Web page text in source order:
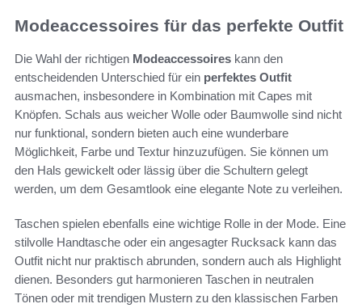
Modeaccessoires für das perfekte Outfit
Die Wahl der richtigen Modeaccessoires kann den
entscheidenden Unterschied für ein perfektes Outfit
ausmachen, insbesondere in Kombination mit Capes mit
Knöpfen. Schals aus weicher Wolle oder Baumwolle sind nicht
nur funktional, sondern bieten auch eine wunderbare
Möglichkeit, Farbe und Textur hinzuzufügen. Sie können um
den Hals gewickelt oder lässig über die Schultern gelegt
werden, um dem Gesamtlook eine elegante Note zu verleihen.
Taschen spielen ebenfalls eine wichtige Rolle in der Mode. Eine
stilvolle Handtasche oder ein angesagter Rucksack kann das
Outfit nicht nur praktisch abrunden, sondern auch als Highlight
dienen. Besonders gut harmonieren Taschen in neutralen
Tönen oder mit trendigen Mustern zu den klassischen Farben